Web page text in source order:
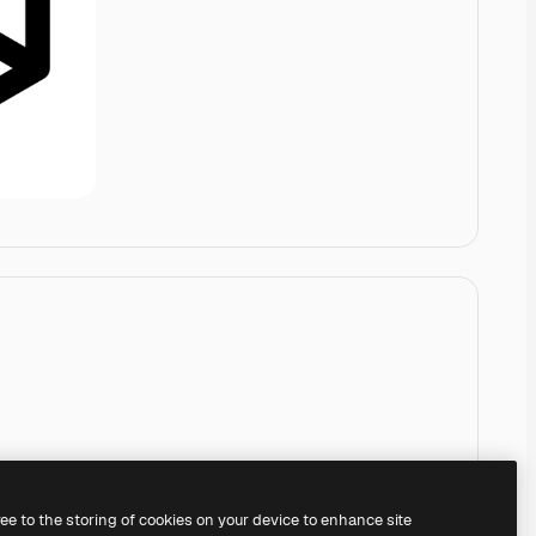
to the storing of cookies on your device to enhance site